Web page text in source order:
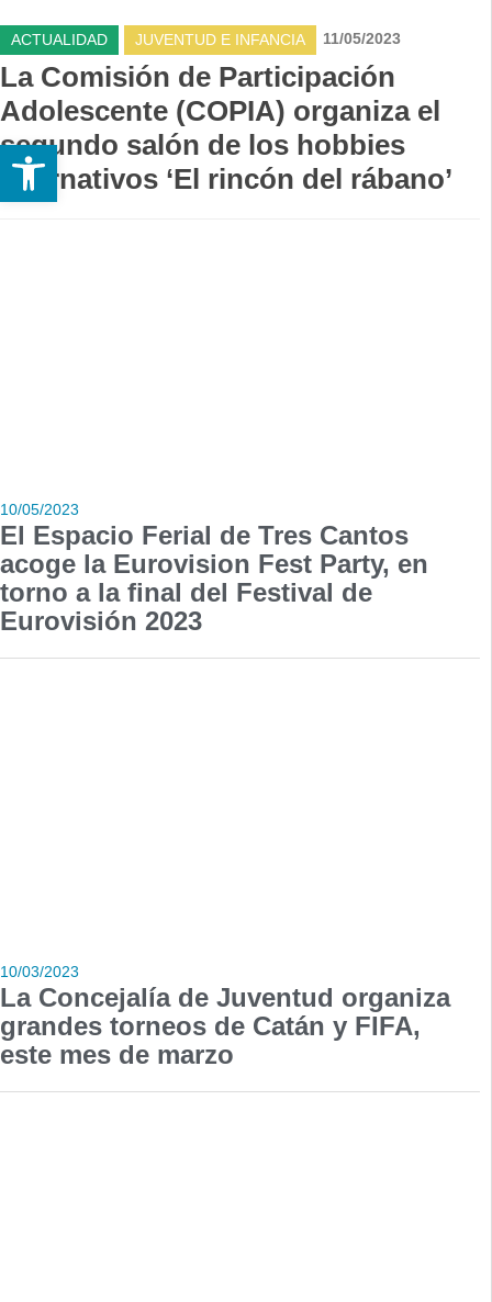
Abrir barra de herramientas
ACTUALIDAD JUVENTUD E INFANCIA 11/05/2023
La Comisión de Participación
Adolescente (COPIA) organiza el
segundo salón de los hobbies
alternativos ‘El rincón del rábano’
10/05/2023
El Espacio Ferial de Tres Cantos
acoge la Eurovision Fest Party, en
torno a la final del Festival de
Eurovisión 2023
10/03/2023
La Concejalía de Juventud organiza
grandes torneos de Catán y FIFA,
este mes de marzo